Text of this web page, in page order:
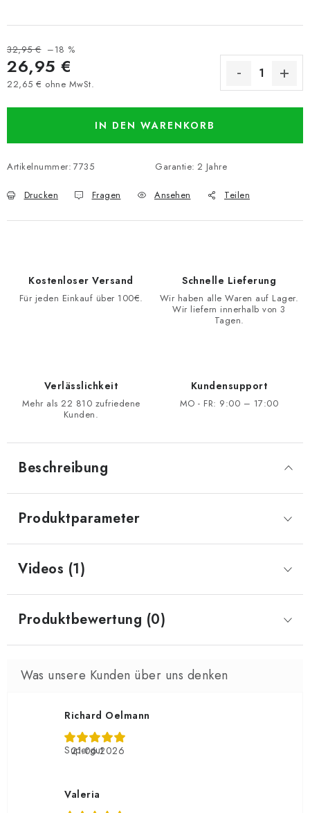
32,95 € –18 %
26,95 €
22,65 € ohne MwSt.
IN DEN WARENKORB
Artikelnummer: 7735 Garantie: 2 Jahre
Drucken Fragen Ansehen Teilen
Kostenloser Versand
Für jeden Einkauf über 100€.
Schnelle Lieferung
Wir haben alle Waren auf Lager.
Wir liefern innerhalb von 3
Tagen.
Verlässlichkeit
Mehr als 22 810 zufriedene
Kunden.
Kundensupport
MO - FR: 9:00 – 17:00
Beschreibung
Produktparameter
Videos (1)
Produktbewertung (0)
Richard Oelmann
21.06.2026
Supergut
Valeria